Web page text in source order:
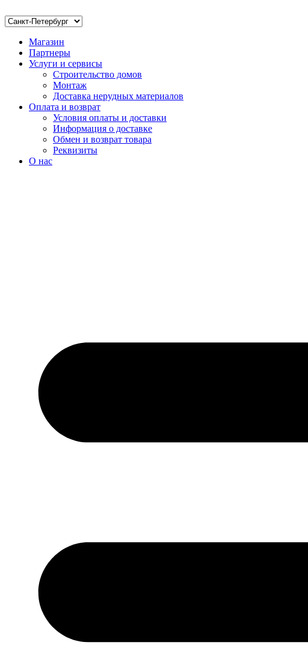
Магазин
Партнеры
Услуги и сервисы
Строительство домов
Монтаж
Доставка нерудных материалов
Оплата и возврат
Условия оплаты и доставки
Информация о доставке
Обмен и возврат товара
Реквизиты
О нас